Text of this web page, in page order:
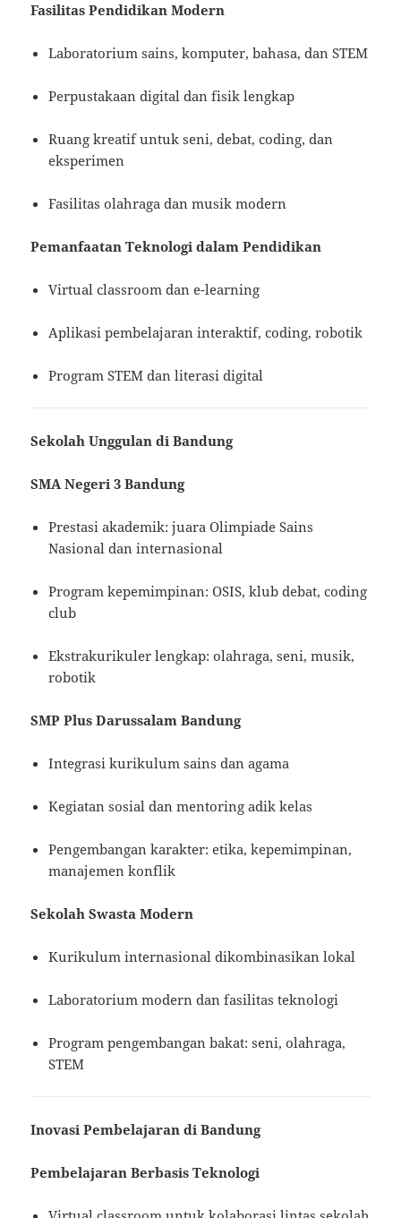
Fasilitas Pendidikan Modern
Laboratorium sains, komputer, bahasa, dan STEM
Perpustakaan digital dan fisik lengkap
Ruang kreatif untuk seni, debat, coding, dan
eksperimen
Fasilitas olahraga dan musik modern
Pemanfaatan Teknologi dalam Pendidikan
Virtual classroom dan e-learning
Aplikasi pembelajaran interaktif, coding, robotik
Program STEM dan literasi digital
Sekolah Unggulan di Bandung
SMA Negeri 3 Bandung
Prestasi akademik: juara Olimpiade Sains
Nasional dan internasional
Program kepemimpinan: OSIS, klub debat, coding
club
Ekstrakurikuler lengkap: olahraga, seni, musik,
robotik
SMP Plus Darussalam Bandung
Integrasi kurikulum sains dan agama
Kegiatan sosial dan mentoring adik kelas
Pengembangan karakter: etika, kepemimpinan,
manajemen konflik
Sekolah Swasta Modern
Kurikulum internasional dikombinasikan lokal
Laboratorium modern dan fasilitas teknologi
Program pengembangan bakat: seni, olahraga,
STEM
Inovasi Pembelajaran di Bandung
Pembelajaran Berbasis Teknologi